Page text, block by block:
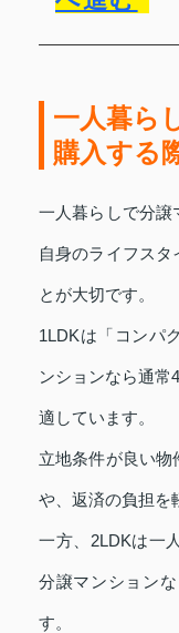
一人暮ら
購入する
一人暮らしで分譲
自身のライフスタ
とが大切です。
1LDKは「コンパ
ンションなら通常
適しています。
立地条件が良い物
や、返済の負担を
一方、2LDKは一
分譲マンション
す。